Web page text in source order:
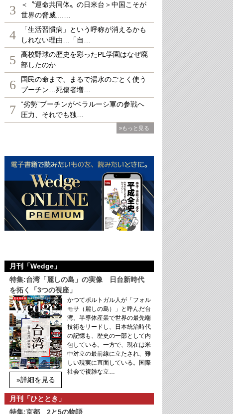
3
＜〝運命共同体〟の日米台＞中国こそが
世界の脅威....…
4
「生活習慣病」という呼称が消えるかも
しれない理由…「自…
5
高校野球の歴史を彩ったPL学園はなぜ廃
部したのか
6
国民の命まで、まるで湯水のごとく使う
プーチン…死傷者増…
7
“劣勢”プーチンがベラルーシ軍の参戦へ
圧力、それでも独…
»もっと見る
月刊「Wedge」
特集:台湾「麗しの島」の実像 日台新時代
を拓く「3つの視座」
»詳細を見る
かつてポルトガル人が「フォル
モサ（麗しの島）」と呼んだ台
湾。半導体産業で世界の最先端
技術をリードし、日本統治時代
の記憶も、歴史の一部として内
包している。一方で、現在は米
中対立の最前線に立たされ、難
しい現実に直面している。国際
社会で複雑な立…
月刊「ひととき」
特集:京都 2と5の物語